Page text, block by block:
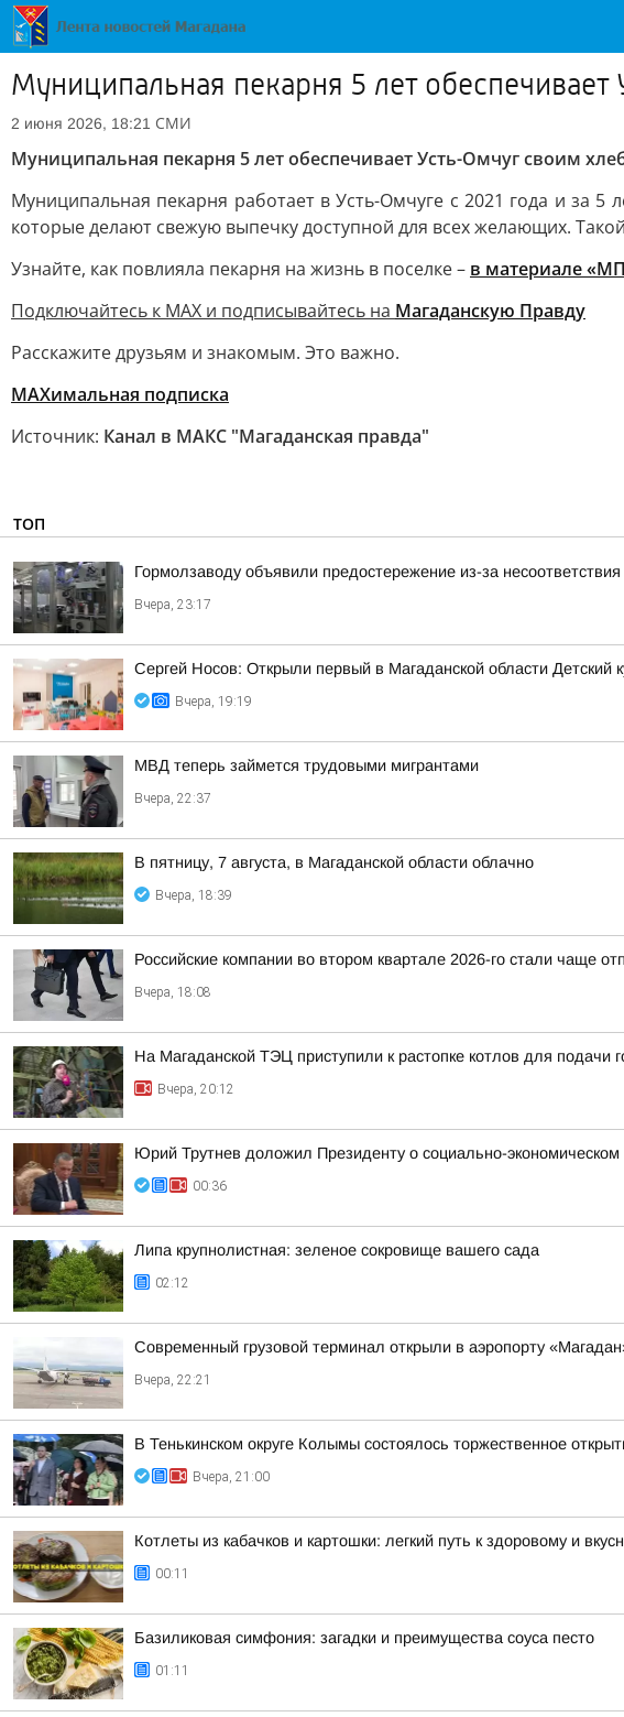
Муниципальная пекарня 5 лет
2 июня 2026, 18:21 СМИ
Муниципальная пекарня 5 лет обеспечивает Усть-Омчуг своим
Муниципальная пекарня работает в Усть-Омчуге с 2021 года и за
которые делают свежую выпечку доступной для всех желающих.
Узнайте, как повлияла пекарня на жизнь в поселке – в материале
Подключайтесь к MAX и подписывайтесь на Магаданскую Правду
Расскажите друзьям и знакомым. Это важно.
МАХимальная подписка
Источник: Канал в МАКС "Магаданская правда"
ТОП
Гормолзаводу объявили предостережение из-за несоответствия
Вчера, 23:17
Сергей Носов: Открыли первый в Магаданской области Детский
Вчера, 19:19
МВД теперь займется трудовыми мигрантами
Вчера, 22:37
В пятницу, 7 августа, в Магаданской области облачно
Вчера, 18:39
Российские компании во втором квартале 2026-го стали чаще
Вчера, 18:08
На Магаданской ТЭЦ приступили к растопке котлов для подачи
Вчера, 20:12
Юрий Трутнев доложил Президенту о социально-экономическом
00:36
Липа крупнолистная: зеленое сокровище вашего сада
02:12
Современный грузовой терминал открыли в аэропорту
Вчера, 22:21
В Тенькинском округе Колымы состоялось торжественное
Вчера, 21:00
Котлеты из кабачков и картошки: легкий путь к здоровому и
00:11
Базиликовая симфония: загадки и преимущества соуса песто
01:11